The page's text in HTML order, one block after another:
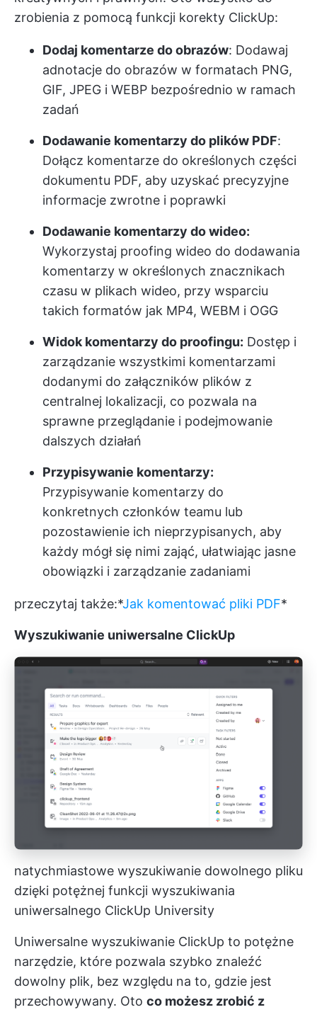
zrobienia z pomocą funkcji korekty ClickUp:
Dodaj komentarze do obrazów: Dodawaj
adnotacje do obrazów w formatach PNG,
GIF, JPEG i WEBP bezpośrednio w ramach
zadań
Dodawanie komentarzy do plików PDF:
Dołącz komentarze do określonych części
dokumentu PDF, aby uzyskać precyzyjne
informacje zwrotne i poprawki
Dodawanie komentarzy do wideo:
Wykorzystaj proofing wideo do dodawania
komentarzy w określonych znacznikach
czasu w plikach wideo, przy wsparciu
takich formatów jak MP4, WEBM i OGG
Widok komentarzy do proofingu: Dostęp i
zarządzanie wszystkimi komentarzami
dodanymi do załączników plików z
centralnej lokalizacji, co pozwala na
sprawne przeglądanie i podejmowanie
dalszych działań
Przypisywanie komentarzy:
Przypisywanie komentarzy do
konkretnych członków teamu lub
pozostawienie ich nieprzypisanych, aby
każdy mógł się nimi zająć, ułatwiając jasne
obowiązki i zarządzanie zadaniami
przeczytaj także:*Jak komentować pliki PDF*
Wyszukiwanie uniwersalne ClickUp
natychmiastowe wyszukiwanie dowolnego pliku
dzięki potężnej funkcji wyszukiwania
uniwersalnego ClickUp University
Uniwersalne wyszukiwanie ClickUp to potężne
narzędzie, które pozwala szybko znaleźć
dowolny plik, bez względu na to, gdzie jest
przechowywany. Oto co możesz zrobić z